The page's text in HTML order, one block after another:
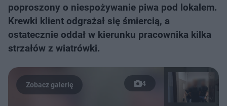
poproszony o niespożywanie piwa pod lokalem.
Krewki klient odgrażał się śmiercią, a
ostatecznie oddał w kierunku pracownika kilka
strzałów z wiatrówki.
4